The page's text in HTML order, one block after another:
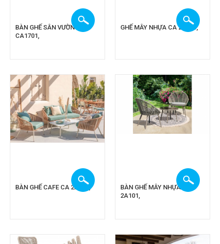
BÀN GHẾ SÂN VƯỜN
CA1701,
GHẾ MÂY NHỰA CA 2A201,
BÀN GHẾ CAFE CA 2A209,
BÀN GHẾ MÂY NHỰA CA
2A101,